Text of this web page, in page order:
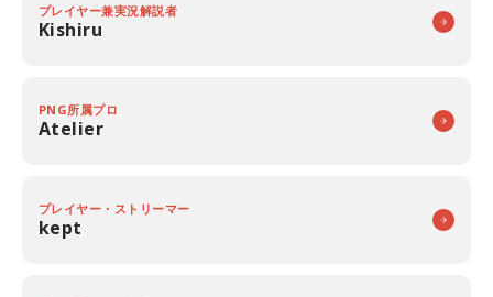
プレイヤー兼実況解説者
Kishiru
PNG所属プロ
Atelier
プレイヤー・ストリーマー
kept